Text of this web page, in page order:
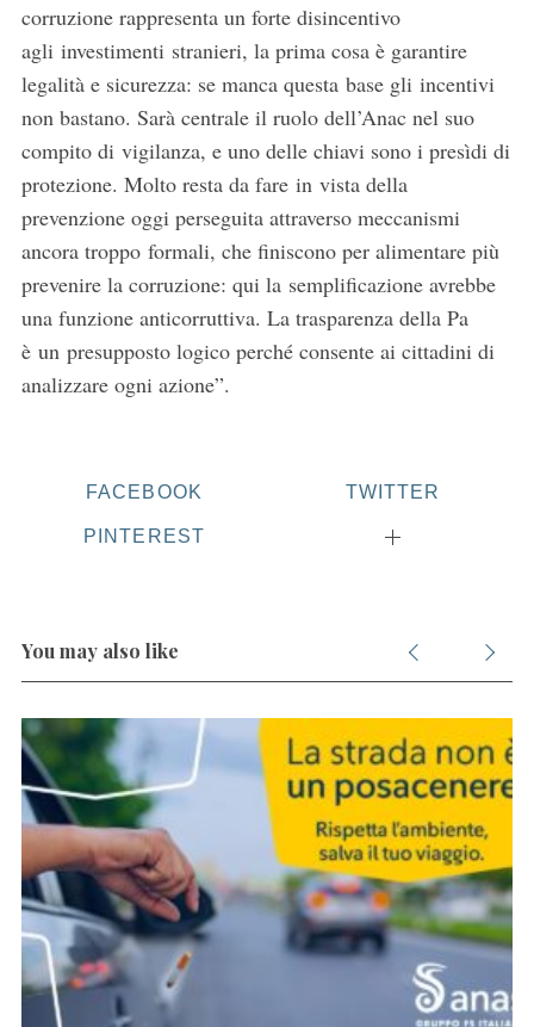
corruzione rappresenta un forte disincentivo
agli investimenti stranieri, la prima cosa è garantire
legalità e sicurezza: se manca questa base gli incentivi
non bastano. Sarà centrale il ruolo dell’Anac nel suo
compito di vigilanza, e uno delle chiavi sono i presìdi di
protezione. Molto resta da fare in vista della
prevenzione oggi perseguita attraverso meccanismi
ancora troppo formali, che finiscono per alimentare più
prevenire la corruzione: qui la semplificazione avrebbe
una funzione anticorruttiva. La trasparenza della Pa
è un presupposto logico perché consente ai cittadini di
analizzare ogni azione”.
FACEBOOK TWITTER
PINTEREST
You may also like
S
a
r
c